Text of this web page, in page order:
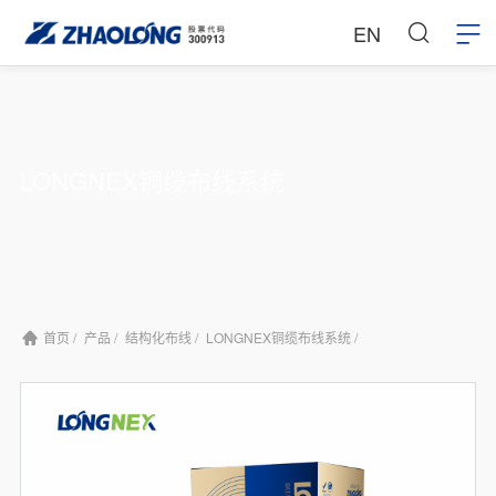
EN
首页 / 产品 / 结构化布线 / LONGNEX铜缆布线系统 /